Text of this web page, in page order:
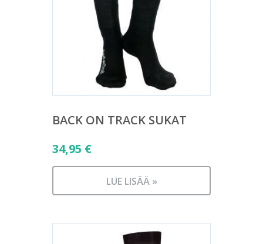
BACK ON TRACK SUKAT
34,95 €
LUE LISÄÄ »